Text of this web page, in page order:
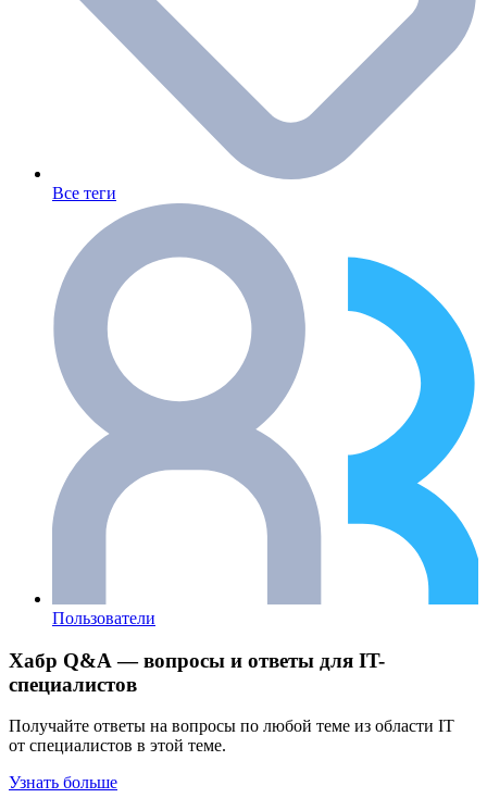
Все теги
Пользователи
Хабр Q&A — вопросы и ответы для IT-
специалистов
Получайте ответы на вопросы по любой теме из области IT
от специалистов в этой теме.
Узнать больше